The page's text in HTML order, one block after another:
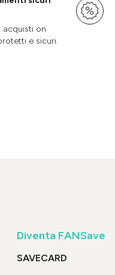
acquisti on
e sicuri.
Diventa FANSave
SAVECARD